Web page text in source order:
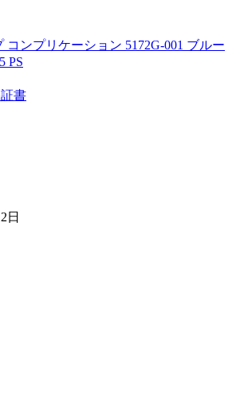
コンプリケーション 5172G-001 ブルー
PS
書
日